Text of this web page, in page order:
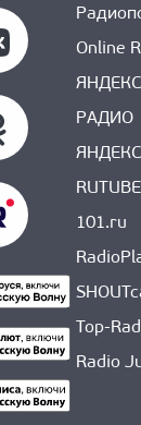
Online
ЯНДЕКС
РАДИО
ЯНДЕКС
RUTUBE
101.ru
Top-
Radio